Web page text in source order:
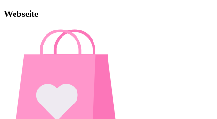
Webseite